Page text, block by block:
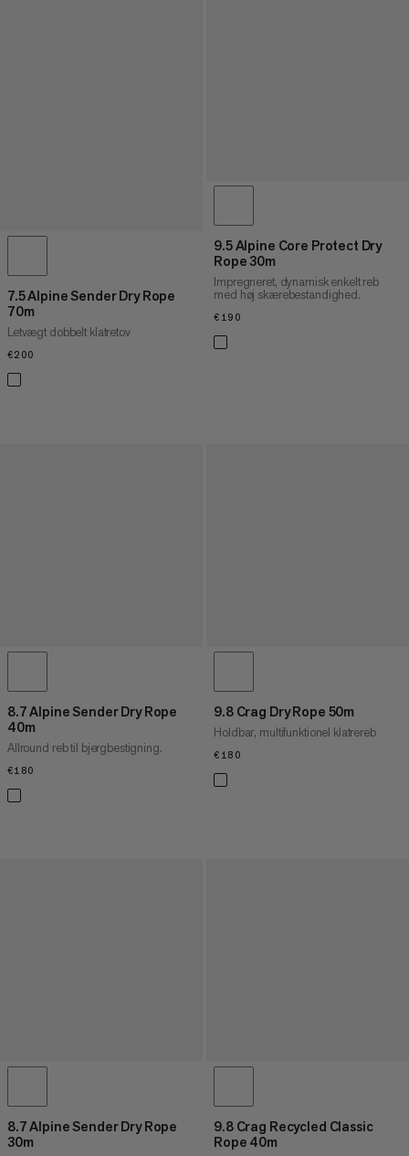
7.5 Alpine Sender Dry Rope
70m
Letvægt dobbelt klatretov
€200
9.5 Alpine Core Protect Dry
Rope 30m
Impregneret, dynamisk enkelt reb
med høj skærebestandighed.
€190
8.7 Alpine Sender Dry Rope
40m
Allround reb til bjergbestigning.
€180
9.8 Crag Dry Rope 50m
Holdbar, multifunktionel klatrereb
€180
8.7 Alpine Sender Dry Rope
30m
9.8 Crag Recycled Classic
Rope 40m